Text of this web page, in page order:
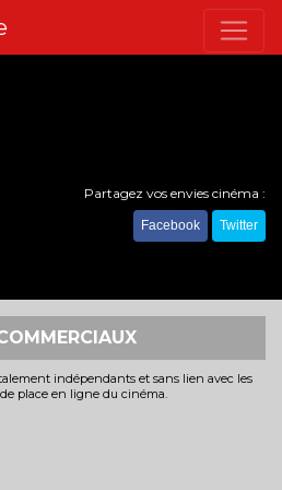
Partagez vos envies cinéma :
Facebook Twitter
indépendants et sans lien avec les
place en ligne du cinéma.